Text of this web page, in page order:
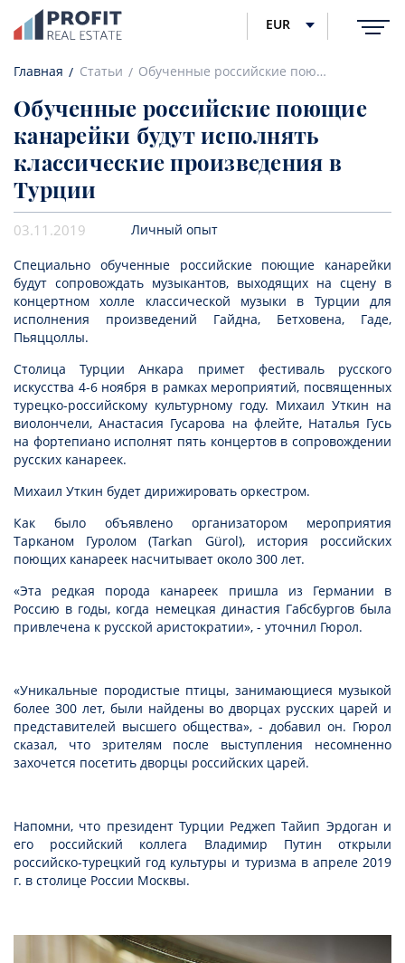
EUR
Главная Статьи Обученные российские поющие канарейки будут исполнять классические произведения в Турции
Обученные российские поющие
канарейки будут исполнять
классические произведения в
Турции
03.11.2019 Личный опыт
Специально обученные российские поющие канарейки
будут сопровождать музыкантов, выходящих на сцену в
концертном холле классической музыки в Турции для
исполнения произведений Гайдна, Бетховена, Гаде,
Пьяццоллы.
Столица Турции Анкара примет фестиваль русского
искусства 4-6 ноября в рамках мероприятий, посвященных
турецко-российскому культурному году. Михаил Уткин на
виолончели, Анастасия Гусарова на флейте, Наталья Гусь
на фортепиано исполнят пять концертов в сопровождении
русских канареек.
Михаил Уткин будет дирижировать оркестром.
Как было объявлено организатором мероприятия
Тарканом Гуролом (Tarkan Gürol), история российских
поющих канареек насчитывает около 300 лет.
«Эта редкая порода канареек пришла из Германии в
Россию в годы, когда немецкая династия Габсбургов была
привлечена к русской аристократии», - уточнил Гюрол.
«Уникальные породистые птицы, занимающиеся музыкой
более 300 лет, были найдены во дворцах русских царей и
представителей высшего общества», - добавил он. Гюрол
сказал, что зрителям после выступления несомненно
захочется посетить дворцы российских царей.
Напомни, что президент Турции Реджеп Тайип Эрдоган и
его российский коллега Владимир Путин открыли
российско-турецкий год культуры и туризма в апреле 2019
г. в столице России Москвы.